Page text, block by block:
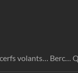
volants… Berc…